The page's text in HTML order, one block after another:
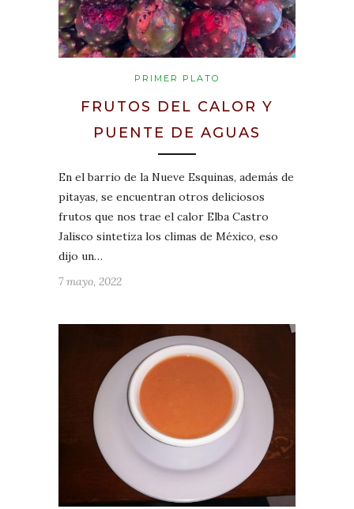
PRIMER PLATO
FRUTOS DEL CALOR Y
PUENTE DE AGUAS
En el barrio de la Nueve Esquinas, además de
pitayas, se encuentran otros deliciosos
frutos que nos trae el calor Elba Castro
Jalisco sintetiza los climas de México, eso
dijo un…
7 mayo, 2022